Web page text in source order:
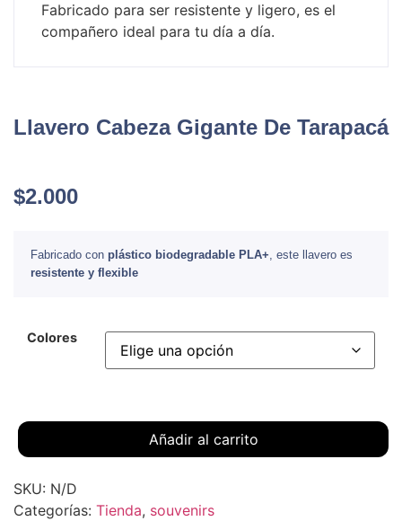
Fabricado para ser resistente y ligero, es el
compañero ideal para tu día a día.
Llavero Cabeza Gigante De Tarapacá
$2.000
Fabricado con plástico biodegradable PLA+ , este llavero es
resistente y flexible
Colores
Añadir al carrito
SKU: N/D
Categorías: Tienda, souvenirs